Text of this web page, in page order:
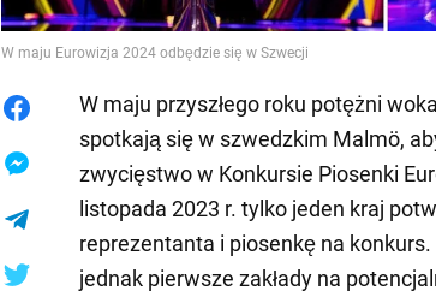
W maju Eurowizja 2024 odbędzie się w Szwecji
W maju przyszłego roku potężni
spotkają się w szwedzkim Malmö,
zwycięstwo w Konkursie Piosenki
listopada 2023 r. tylko jeden kraj
reprezentanta i piosenkę na
jednak pierwsze zakłady na